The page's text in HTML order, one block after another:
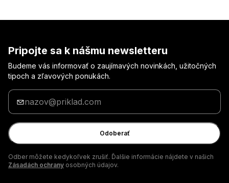
Pripojte sa k nášmu newsletteru
Budeme vás informovať o zaujímavých novinkách, užitočných
tipoch a zľavových ponukách.
Zadajte
svoj
e-
mail
Odoberať
Odber môžete kedykoľvek zrušiť. Ďalšie informácie nájdete v našich
Zásadách ochrany osobných údajov.